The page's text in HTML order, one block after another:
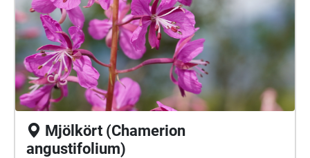
Mjölkört (Chamerion
angustifolium)